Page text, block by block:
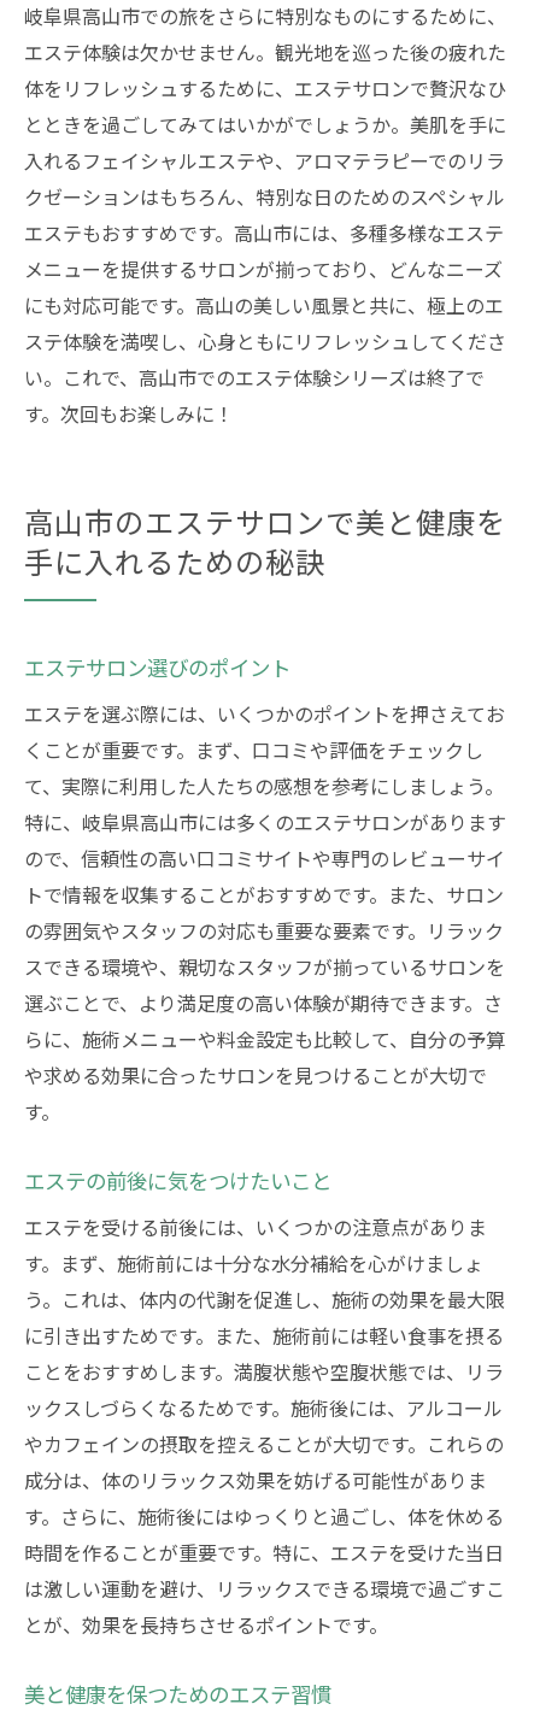
岐阜県高山市での旅をさらに特別なものにするために、
エステ体験は欠かせません。観光地を巡った後の疲れた
体をリフレッシュするために、エステサロンで贅沢なひ
とときを過ごしてみてはいかがでしょうか。美肌を手に
入れるフェイシャルエステや、アロマテラピーでのリラ
クゼーションはもちろん、特別な日のためのスペシャル
エステもおすすめです。高山市には、多種多様なエステ
メニューを提供するサロンが揃っており、どんなニーズ
にも対応可能です。高山の美しい風景と共に、極上のエ
ステ体験を満喫し、心身ともにリフレッシュしてくださ
い。これで、高山市でのエステ体験シリーズは終了で
す。次回もお楽しみに！
高山市のエステサロンで美と健康を
手に入れるための秘訣
エステサロン選びのポイント
エステを選ぶ際には、いくつかのポイントを押さえてお
くことが重要です。まず、口コミや評価をチェックし
て、実際に利用した人たちの感想を参考にしましょう。
特に、岐阜県高山市には多くのエステサロンがあります
ので、信頼性の高い口コミサイトや専門のレビューサイ
トで情報を収集することがおすすめです。また、サロン
の雰囲気やスタッフの対応も重要な要素です。リラック
スできる環境や、親切なスタッフが揃っているサロンを
選ぶことで、より満足度の高い体験が期待できます。さ
らに、施術メニューや料金設定も比較して、自分の予算
や求める効果に合ったサロンを見つけることが大切で
す。
エステの前後に気をつけたいこと
エステを受ける前後には、いくつかの注意点がありま
す。まず、施術前には十分な水分補給を心がけましょ
う。これは、体内の代謝を促進し、施術の効果を最大限
に引き出すためです。また、施術前には軽い食事を摂る
ことをおすすめします。満腹状態や空腹状態では、リラ
ックスしづらくなるためです。施術後には、アルコール
やカフェインの摂取を控えることが大切です。これらの
成分は、体のリラックス効果を妨げる可能性がありま
す。さらに、施術後にはゆっくりと過ごし、体を休める
時間を作ることが重要です。特に、エステを受けた当日
は激しい運動を避け、リラックスできる環境で過ごすこ
とが、効果を長持ちさせるポイントです。
美と健康を保つためのエステ習慣